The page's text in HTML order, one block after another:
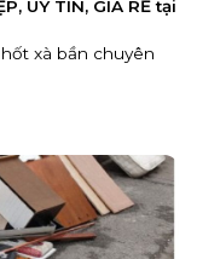
UY TÍN, GIÁ RẺ tại
xà bần chuyên